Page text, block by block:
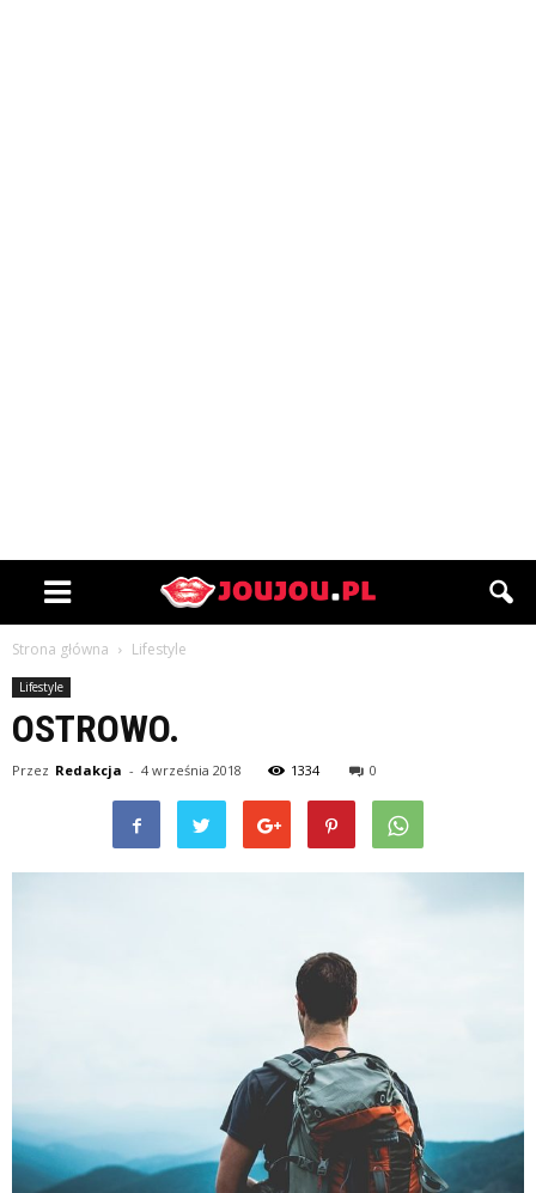
Strona główna Lifestyle
Lifestyle
OSTROWO.
Przez Redakcja - 4 września 2018 1334 0